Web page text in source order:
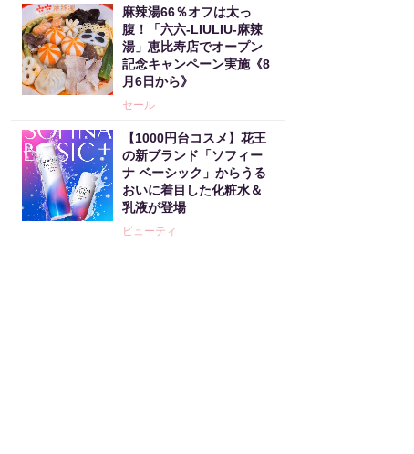
麻辣湯66％オフは太っ
腹！「六六-LIULIU-麻辣
湯」恵比寿店でオープン
記念キャンペーン実施《8
月6日から》
セール
【1000円台コスメ】花王
の新ブランド「ソフィー
ナ ベーシック」からうる
おいに着目した化粧水＆
乳液が登場
ビューティ